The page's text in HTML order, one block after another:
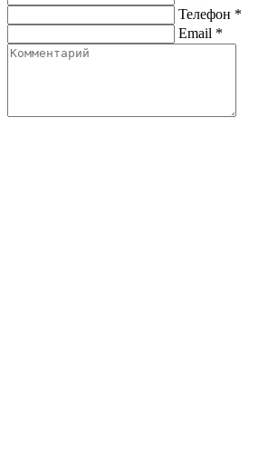
Телефон *
Email *